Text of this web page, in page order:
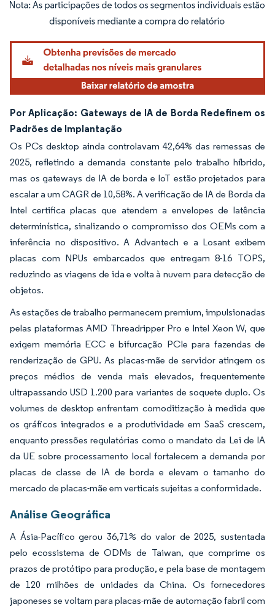
Imagem © Mordor Intelligence. O reuso requer atribuição conforme CC BY 4.0.
Por Aplicação: Gateways de IA de Borda Redefinem os
Padrões de Implantação
Os PCs desktop ainda controlavam 42,64% das remessas de
2025, refletindo a demanda constante pelo trabalho híbrido,
mas os gateways de IA de borda e IoT estão projetados para
escalar a um CAGR de 10,58%. A verificação de IA de Borda da
Intel certifica placas que atendem a envelopes de latência
determinística, sinalizando o compromisso dos OEMs com a
inferência no dispositivo. A Advantech e a Losant exibem
placas com NPUs embarcados que entregam 8-16 TOPS,
reduzindo as viagens de ida e volta à nuvem para detecção de
objetos.
As estações de trabalho permanecem premium, impulsionadas
pelas plataformas AMD Threadripper Pro e Intel Xeon W, que
exigem memória ECC e bifurcação PCIe para fazendas de
renderização de GPU. As placas-mãe de servidor atingem os
preços médios de venda mais elevados, frequentemente
ultrapassando USD 1.200 para variantes de soquete duplo. Os
volumes de desktop enfrentam comoditização à medida que
os gráficos integrados e a produtividade em SaaS crescem,
enquanto pressões regulatórias como o mandato da Lei de IA
da UE sobre processamento local fortalecem a demanda por
placas de classe de IA de borda e elevam o tamanho do
mercado de placas-mãe em verticais sujeitas a conformidade.
Análise Geográfica
A Ásia-Pacífico gerou 36,71% do valor de 2025, sustentada
pelo ecossistema de ODMs de Taiwan, que comprime os
prazos de protótipo para produção, e pela base de montagem
de 120 milhões de unidades da China. Os fornecedores
japoneses se voltam para placas-mãe de automação fabril com